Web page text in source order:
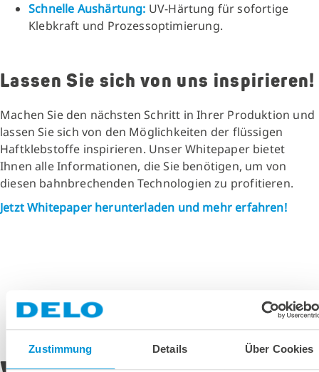
Zustimmung Details Über Cookies
Schnelle Aushärtung: UV-Härtung für sofortige
Klebkraft und Prozessoptimierung.
Lassen Sie sich von uns inspirieren!
Machen Sie den nächsten Schritt in Ihrer Produktion und
lassen Sie sich von den Möglichkeiten der flüssigen
Haftklebstoffe inspirieren. Unser Whitepaper bietet
Ihnen alle Informationen, die Sie benötigen, um von
diesen bahnbrechenden Technologien zu profitieren.
Jetzt Whitepaper herunterladen und mehr erfahren!